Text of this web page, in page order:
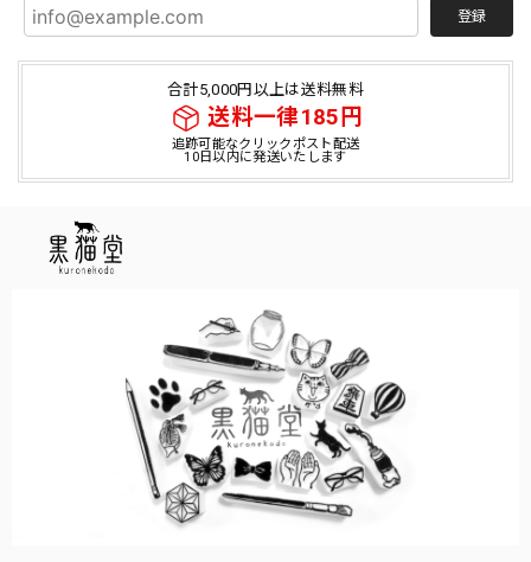
登録
合計5,000円以上は送料無料
送料一律185円
追跡可能なクリックポスト配送
10日以内に発送いたします